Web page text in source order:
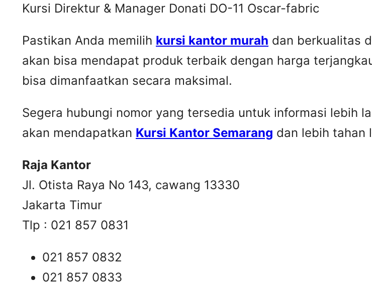
Kursi Direktur & Manager Donati DO-11 Oscar-fabric
Pastikan Anda memilih kursi kantor murah dan berkualitas
akan bisa mendapat produk terbaik dengan harga
bisa dimanfaatkan secara maksimal.
Segera hubungi nomor yang tersedia untuk informasi lebih
akan mendapatkan Kursi Kantor Semarang dan lebih tahan
Raja Kantor
Jl. Otista Raya No 143, cawang 13330
Jakarta Timur
Tlp : 021 857 0831
021 857 0832
021 857 0833